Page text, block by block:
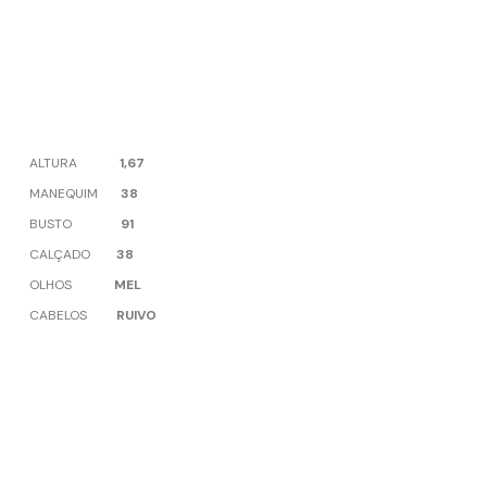
ALTURA 1,67
MANEQUIM 38
BUSTO 91
CALÇADO 38
OLHOS
MEL
CABELOS
RUIVO